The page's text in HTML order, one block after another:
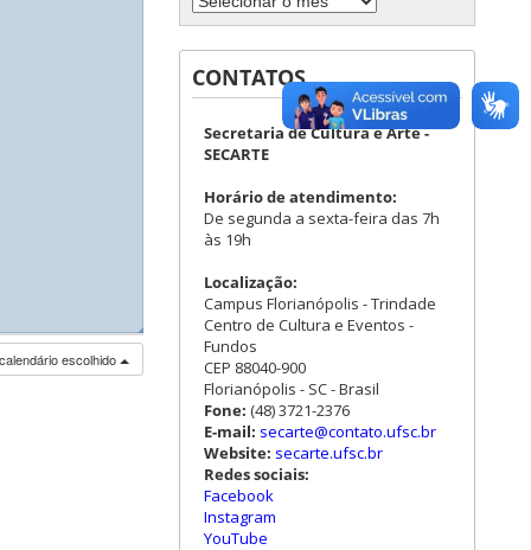
◢◢◢◢
escolhido
CONTATOS
Secretaria de Cultura e Arte -
SECARTE
Horário de atendimento:
De segunda a sexta-feira das 7h
às 19h
Localização:
Campus Florianópolis - Trindade
Centro de Cultura e Eventos -
Fundos
CEP 88040-900
Florianópolis - SC - Brasil
Fone: (48) 3721-2376
E-mail: secarte@contato.ufsc.br
Website: secarte.ufsc.br
Redes sociais:
Facebook
Instagram
YouTube